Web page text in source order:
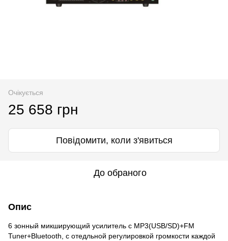
Очікується
25 658 грн
Повідомити, коли з'явиться
До обраного
Опис
6 зонный микширующий усилитель с MP3(USB/SD)+FM
Tuner+Bluetooth, с отедльной регулировкой громкости каждой